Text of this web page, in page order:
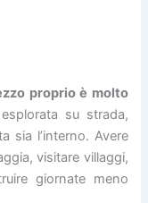
proprio è molto
su strada,
sia l’interno. Avere
visitare villaggi,
giornate meno